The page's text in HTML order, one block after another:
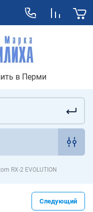
в Перми
RX-2 EVOLUTION
Следующий